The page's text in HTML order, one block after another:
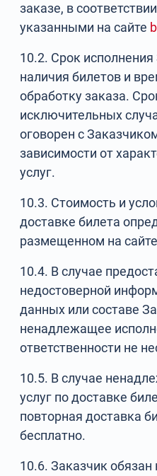
заказе, в
указанными на сайте
10.2. Срок исполнения
наличия билетов и
обработку заказа.
исключительных
оговорен с
зависимости от
услуг.
10.3. Стоимость и
доставке билета
размещенном на сайте
10.4. В случае
недостоверной
данных или составе
ненадлежащее
ответственности не
10.5. В случае
услуг по доставке
повторная доставка
бесплатно.
10.6. Заказчик обязан